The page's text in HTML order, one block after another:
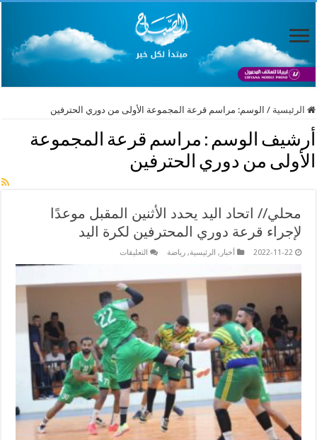
الرئيسية / الوسم: مراسم قرعة المجموعة الأولى من دوري الحترفين
أرشيف الوسم : مراسم قرعة المجموعة
الأولى من دوري الحترفين
محلي// اتحاد اليد يحدد الأثنين المقبل موعدًا
لإجراء قرعة دوري المحترفين لكرة اليد
2022-11-22 أخبار , الرئيسية,رياضة التعليقات
اليد
يحدد
الأثنين
المقبل
موعدًا
لإجراء
قرعة
دوري
المحترفين
لكرة
اليد
مغلقة